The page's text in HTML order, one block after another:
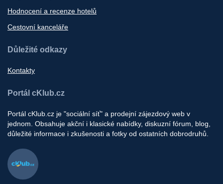
Hodnocení a recenze hotelů
Cestovní kanceláře
Důležité odkazy
Kontakty
Portál cKlub.cz
Portál cKlub.cz je "sociální síť" a prodejní zájezdový web v
jednom. Obsahuje akční i klasické nabídky, diskuzní fórum, blog,
důležité informace i zkušenosti a fotky od ostatních dobrodruhů.